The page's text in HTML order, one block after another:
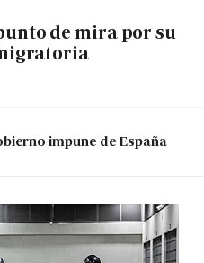
de mira por su
impune de España